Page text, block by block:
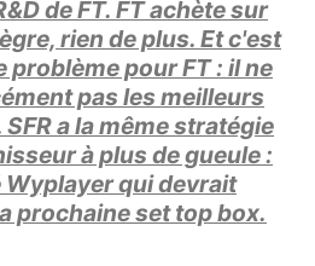
de FT. FT achète sur
rien de plus. Et c'est
problème pour FT : il ne
pas les meilleurs
a la même stratégie
à plus de gueule :
qui devrait
prochaine set top box.